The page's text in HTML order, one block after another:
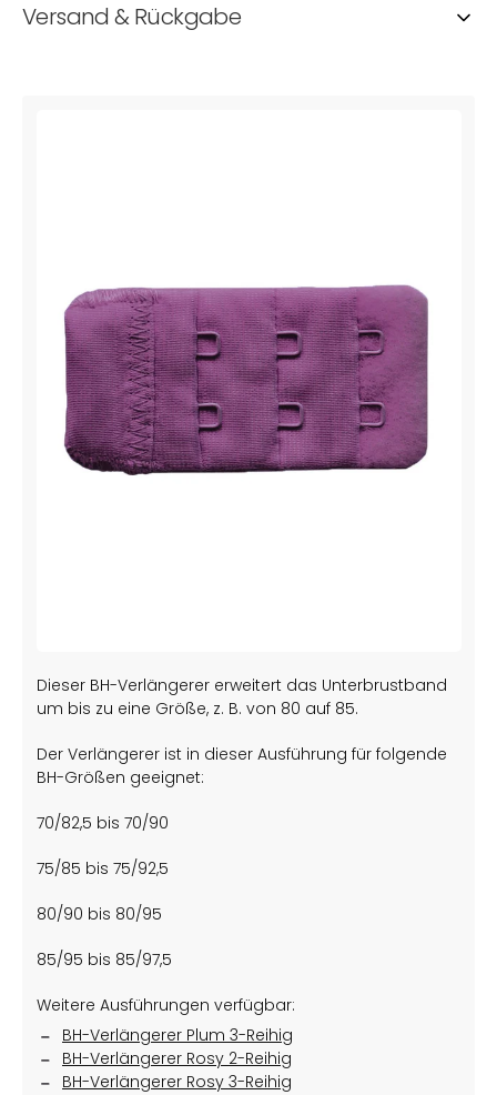
Versand & Rückgabe
Dieser BH-Verlängerer erweitert das Unterbrustband
um bis zu eine Größe, z. B. von 80 auf 85.
Der Verlängerer ist in dieser Ausführung für folgende
BH-Größen geeignet:
70/82,5 bis 70/90
75/85 bis 75/92,5
80/90 bis 80/95
85/95 bis 85/97,5
Weitere Ausführungen verfügbar:
BH-Verlängerer Plum 3-Reihig
BH-Verlängerer Rosy 2-Reihig
BH-Verlängerer Rosy 3-Reihig